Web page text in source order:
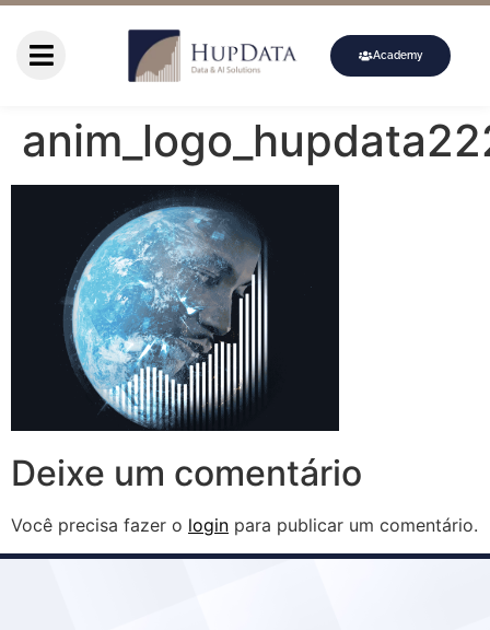
Academy
Deixe um comentário
Você precisa fazer o login para publicar um comentário.